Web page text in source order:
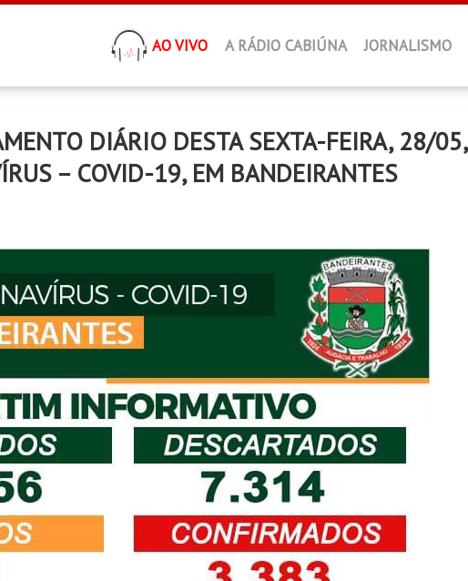
AO VIVO A RÁDIO CABIÚNA JORNALISMO
DIÁRIO DESTA SEXTA-FEIRA, 28/05,
– COVID-19, EM BANDEIRANTES